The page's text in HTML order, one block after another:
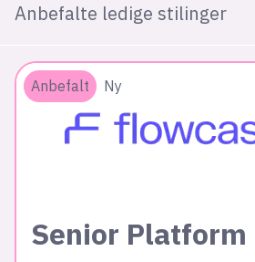
Anbefalte ledige stilinger
Anbefalt Ny
Senior Platform